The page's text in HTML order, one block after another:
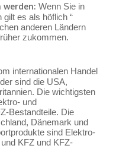
werden: Wenn Sie in
gilt es als höflich “
anderen Ländern
zukommen.
internationalen Handel
sind die USA,
Die wichtigsten
und
Bestandteile. Die
Dänemark und
sind Elektro-
KFZ und KFZ-